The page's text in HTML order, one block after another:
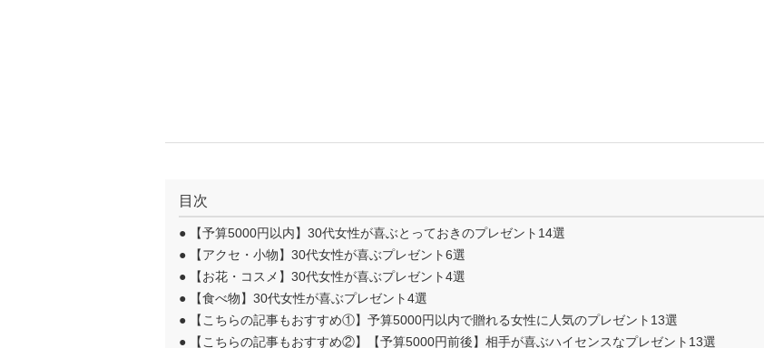
目次
● 【予算5000円以内】30代女性が喜ぶとっておきのプレゼント14選
● 【アクセ・小物】30代女性が喜ぶプレゼント6選
● 【お花・コスメ】30代女性が喜ぶプレゼント4選
● 【食べ物】30代女性が喜ぶプレゼント4選
● 【こちらの記事もおすすめ①】予算5000円以内で贈れる女性に人気のプレゼント13選
● 【こちらの記事もおすすめ②】【予算5000円前後】相手が喜ぶハイセンスなプレゼント13選